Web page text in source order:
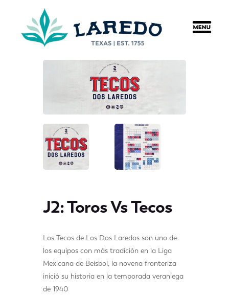
J2: Toros Vs Tecos
Los Tecos de Los Dos Laredos son uno de
los equipos con más tradición en la Liga
Mexicana de Beisbol, la novena fronteriza
inició su historia en la temporada veraniega
de 1940